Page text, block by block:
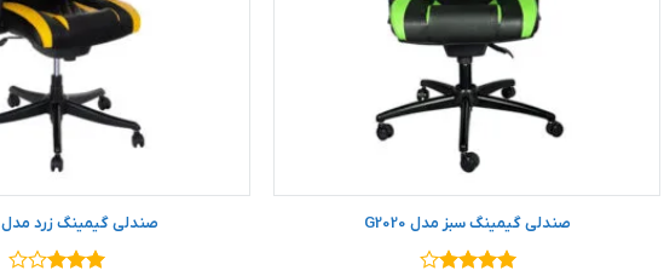
صندلی گیمینگ سبز مدل G2020 صندلی گیمینگ زرد مدل G2020